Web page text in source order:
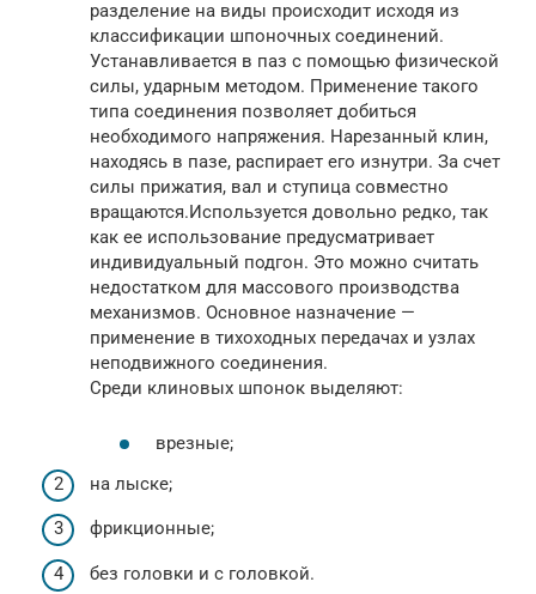
разделение на виды происходит исходя из
классификации шпоночных соединений.
Устанавливается в паз с помощью физической
силы, ударным методом. Применение такого
типа соединения позволяет добиться
необходимого напряжения. Нарезанный клин,
находясь в пазе, распирает его изнутри. За счет
силы прижатия, вал и ступица совместно
вращаются.Используется довольно редко, так
как ее использование предусматривает
индивидуальный подгон. Это можно считать
недостатком для массового производства
механизмов. Основное назначение —
применение в тихоходных передачах и узлах
неподвижного соединения.
Среди клиновых шпонок выделяют:
врезные;
на лыске;
фрикционные;
без головки и с головкой.